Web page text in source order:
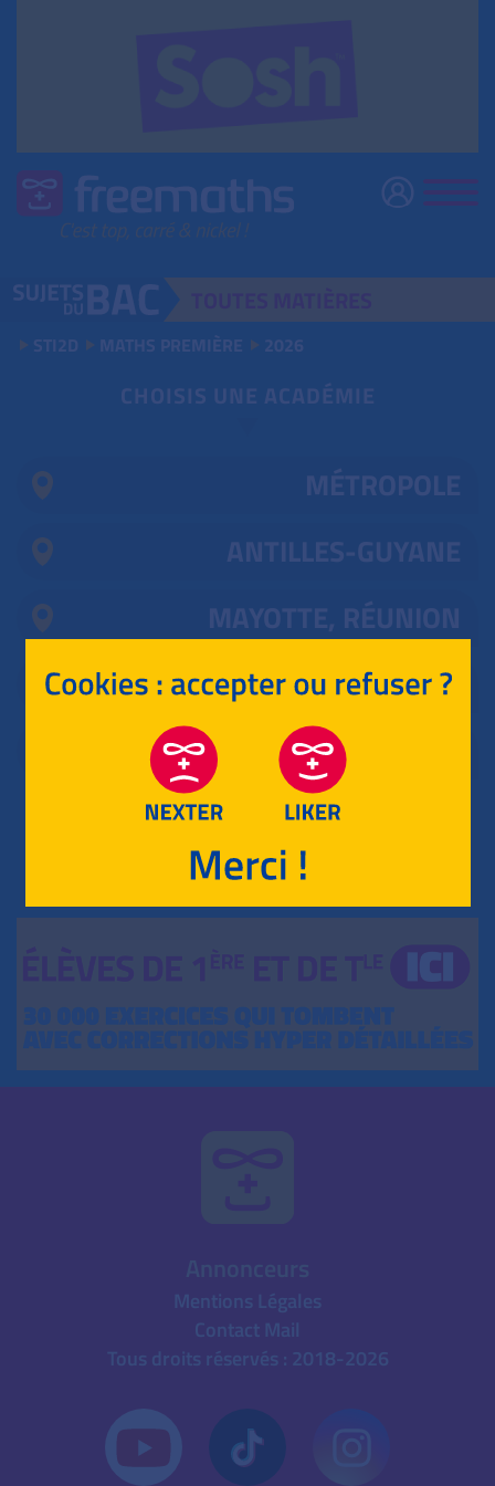
STI2D MATHS PREMIÈRE 2026
CHOISIS UNE ACADÉMIE
MÉTROPOLE
ANTILLES-GUYANE
MAYOTTE, RÉUNION
CENTRES ÉTRANGERS1
RETOUR
Mentions Légales
Contact Mail
Tous droits réservés : 2018-2026